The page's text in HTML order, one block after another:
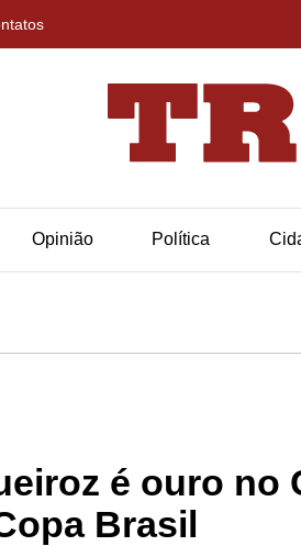
Opinião Política
é ouro no
Brasil